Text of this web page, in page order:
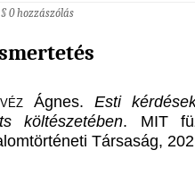
0 hozzászólás
Ágnes. Esti
költészetében. MIT
Társaság,